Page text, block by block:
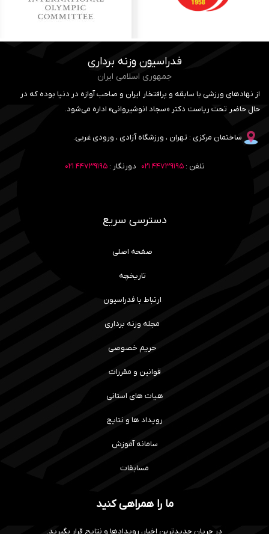
فدراسیون وزنه برداری
جمهوری اسلامی ایران
از نهادهای ورزشی با سابقه و پرافتخار ایران و صاحب آوازه در دنیا بوده که در
حال حاضر تحت ریاست دکتر «سجاد انوشیروانی» اداره می‌شود.
ساختمان مرکزی : تهران ، ورزشگاه آزادی ، ورودی غربی.
تلفن :۴۴۷۳۹۱۹۵ ۰۲۱ دورنگار :۴۴۷۳۹۱۹۵ ۰۲۱
دسترسی سریع
صفحه اصلی
تاریخچه
ارتباط با فدراسیون
مجله وزنه برداری
حریم خصوصی
قوانین و مقررات
هیات های استانی
رویداد ها و نتایج
سامانه آموزش
مسابقات
ما را همراهی کنید
در جریان جدیدترین اخبار، رویدادها و نتایج قرار بگیرید.